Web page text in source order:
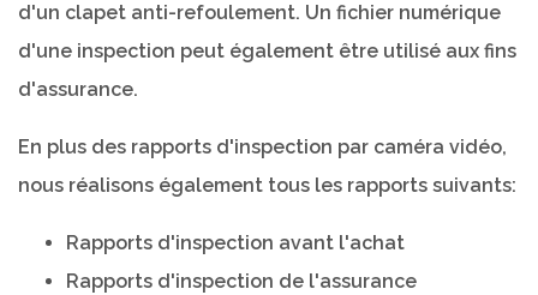
d'un clapet anti-refoulement. Un fichier numérique
d'une inspection peut également être utilisé aux fins
d'assurance.
En plus des rapports d'inspection par caméra vidéo,
nous réalisons également tous les rapports suivants:
Rapports d'inspection avant l'achat
Rapports d'inspection de l'assurance